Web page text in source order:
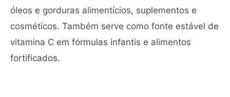
óleos e gorduras alimentícios, suplementos e
cosméticos. Também serve como fonte estável de
vitamina C em fórmulas infantis e alimentos
fortificados.